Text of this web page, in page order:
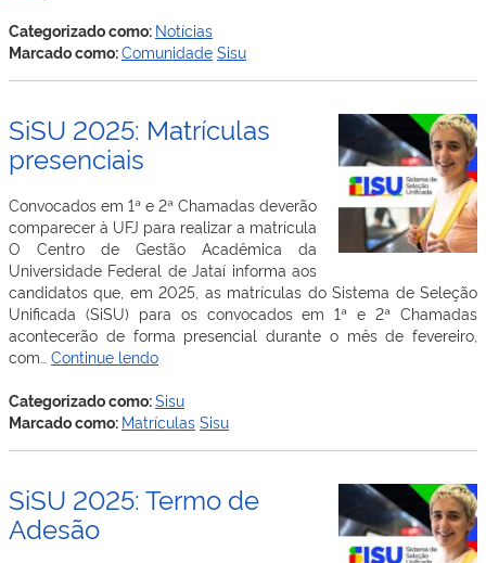
Você
mais
Categorizado como: Notícias
Marcado como:Comunidade Sisu
SiSU 2025: Matrículas
presenciais
Convocados em 1ª e 2ª Chamadas deverão
comparecer à UFJ para realizar a matrícula
O Centro de Gestão Acadêmica da
Universidade Federal de Jataí informa aos
candidatos que, em 2025, as matrículas do Sistema de Seleção
Unificada (SiSU) para os convocados em 1ª e 2ª Chamadas
acontecerão de forma presencial durante o mês de fevereiro,
com… Continue lendoSiSU
Matrículas
presenciais
Categorizado como:Sisu
Marcado como: Matrículas Sisu
SiSU 2025: Termo de
Adesão